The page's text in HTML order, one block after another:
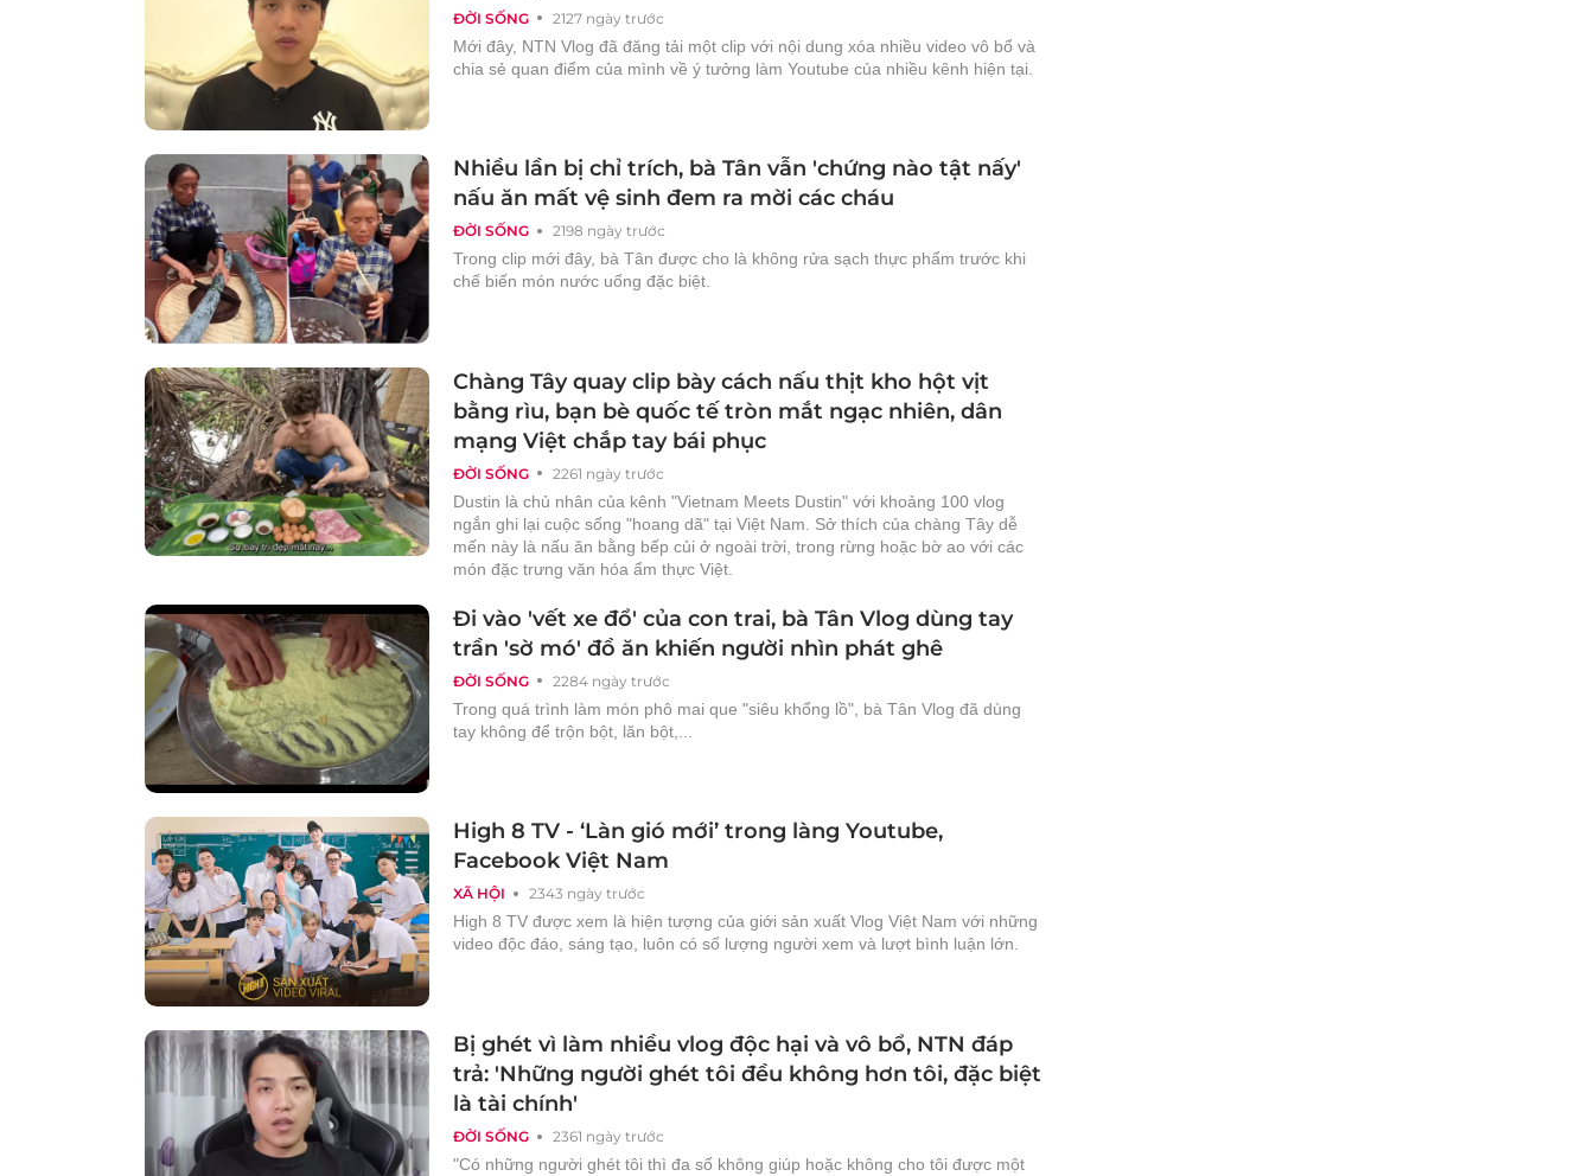
ĐỜI SỐNG 2127 ngày trước
Mới đây, NTN Vlog đã đăng tải một clip với nội dung xóa nhiều video vô bổ và
chia sẻ quan điểm của mình về ý tưởng làm Youtube của nhiều kênh hiện tại.
ĐỜI SỐNG 2198 ngày trước
Nhiều lần bị chỉ trích, bà Tân vẫn 'chứng nào tật nấy'
nấu ăn mất vệ sinh đem ra mời các cháu
Trong clip mới đây, bà Tân được cho là không rửa sạch thực phẩm trước khi
chế biến món nước uống đặc biệt.
ĐỜI SỐNG 2261 ngày trước
Chàng Tây quay clip bày cách nấu thịt kho hột vịt
bằng rìu, bạn bè quốc tế tròn mắt ngạc nhiên, dân
mạng Việt chắp tay bái phục
Dustin là chủ nhân của kênh "Vietnam Meets Dustin" với khoảng 100 vlog
ngắn ghi lại cuộc sống "hoang dã" tại Việt Nam. Sở thích của chàng Tây dễ
mến này là nấu ăn bằng bếp củi ở ngoài trời, trong rừng hoặc bờ ao với các
món đặc trưng văn hóa ẩm thực Việt.
ĐỜI SỐNG 2284 ngày trước
Đi vào 'vết xe đổ' của con trai, bà Tân Vlog dùng tay
trần 'sờ mó' đồ ăn khiến người nhìn phát ghê
Trong quá trình làm món phô mai que "siêu khổng lồ", bà Tân Vlog đã dùng
tay không để trộn bột, lăn bột,...
XÃ HỘI 2343 ngày trước
High 8 TV - ‘Làn gió mới’ trong làng Youtube,
Facebook Việt Nam
High 8 TV được xem là hiện tượng của giới sản xuất Vlog Việt Nam với những
video độc đáo, sáng tạo, luôn có số lượng người xem và lượt bình luận lớn.
ĐỜI SỐNG 2361 ngày trước
Bị ghét vì làm nhiều vlog độc hại và vô bổ, NTN đáp
trả: 'Những người ghét tôi đều không hơn tôi, đặc biệt
là tài chính'
"Có những người ghét tôi thì đa số không giúp hoặc không cho tôi được một